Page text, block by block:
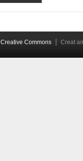
Creative Commons Creat